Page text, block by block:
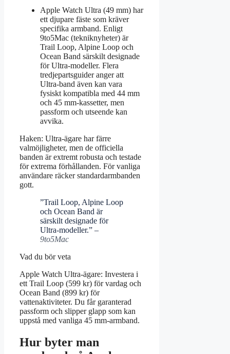
Apple Watch Ultra (49 mm) har
ett djupare fäste som kräver
specifika armband. Enligt
9to5Mac (tekniknyheter) är
Trail Loop, Alpine Loop och
Ocean Band särskilt designade
för Ultra-modeller. Flera
tredjepartsguider anger att
Ultra-band även kan vara
fysiskt kompatibla med 44 mm
och 45 mm-kassetter, men
passform och utseende kan
avvika.
Haken: Ultra-ägare har färre
valmöjligheter, men de officiella
banden är extremt robusta och testade
för extrema förhållanden. För vanliga
användare räcker standardarmbanden
gott.
”Trail Loop, Alpine Loop
och Ocean Band är
särskilt designade för
Ultra-modeller.” –
9to5Mac
Vad du bör veta
Apple Watch Ultra-ägare: Investera i
ett Trail Loop (599 kr) för vardag och
Ocean Band (899 kr) för
vattenaktiviteter. Du får garanterad
passform och slipper glapp som kan
uppstå med vanliga 45 mm-armband.
Hur byter man